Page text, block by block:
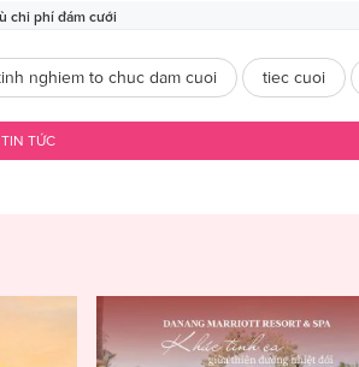
chi phí đám cưới
nghiem to chuc dam cuoi tiec cuoi
TIN TỨC